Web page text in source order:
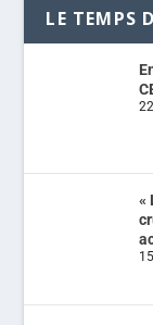
LE TEMPS
«